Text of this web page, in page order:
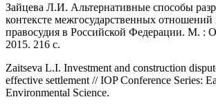
Зайцева Л.И. Альтернативные способы
контексте межгосударственных отношений
правосудия в Российской Федерации. M. :
2015. 216 с.
Zaitseva L.I. Investment and construction
effective settlement // IOP Conference Series:
Environmental Science.